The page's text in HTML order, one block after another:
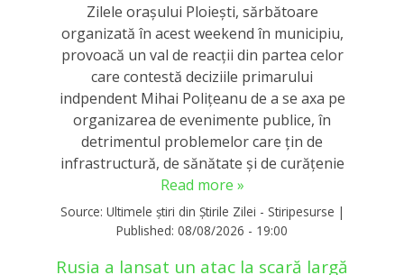
Zilele oraşului Ploieşti, sărbătoare
organizată în acest weekend în municipiu,
provoacă un val de reacţii din partea celor
care contestă deciziile primarului
indpendent Mihai Poliţeanu de a se axa pe
organizarea de evenimente publice, în
detrimentul problemelor care ţin de
infrastructură, de sănătate şi de curăţenie
Read more »
Source: Ultimele știri din Știrile Zilei - Stiripesurse |
Published: 08/08/2026 - 19:00
Rusia a lansat un atac la scară largă